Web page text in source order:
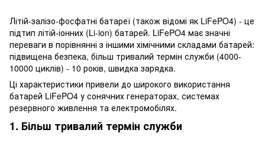
Літій-залізо-фосфатні батареї (також відомі як LiFePO4) - це
підтип літій-іонних (Li-ion) батарей. LiFePO4 має значні
переваги в порівнянні з іншими хімічними складами батарей:
підвищена безпека, більш тривалий термін служби (4000-
10000 циклів) - 10 років, швидка зарядка.
Ці характеристики привели до широкого використання
батарей LiFePO4 у сонячних генераторах, системах
резервного живлення та електромобілях.
1. Більш тривалий термін служби